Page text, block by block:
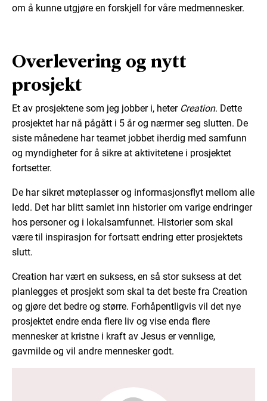
om å kunne utgjøre en forskjell for våre medmennesker.
Overlevering og nytt
prosjekt
Et av prosjektene som jeg jobber i, heter Creation. Dette
prosjektet har nå pågått i 5 år og nærmer seg slutten. De
siste månedene har teamet jobbet iherdig med samfunn
og myndigheter for å sikre at aktivitetene i prosjektet
fortsetter.
De har sikret møteplasser og informasjonsflyt mellom alle
ledd. Det har blitt samlet inn historier om varige endringer
hos personer og i lokalsamfunnet. Historier som skal
være til inspirasjon for fortsatt endring etter prosjektets
slutt.
Creation har vært en suksess, en så stor suksess at det
planlegges et prosjekt som skal ta det beste fra Creation
og gjøre det bedre og større. Forhåpentligvis vil det nye
prosjektet endre enda flere liv og vise enda flere
mennesker at kristne i kraft av Jesus er vennlige,
gavmilde og vil andre mennesker godt.